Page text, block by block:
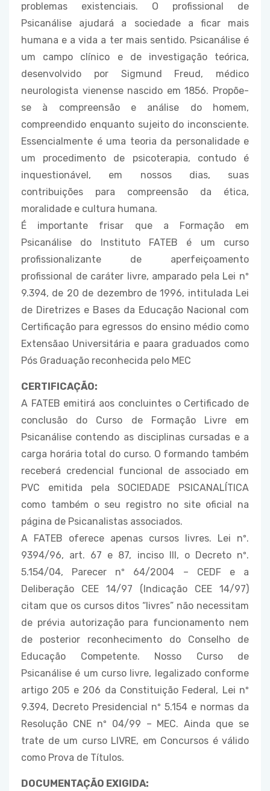
problemas existenciais. O profissional de
Psicanálise ajudará a sociedade a ficar mais
humana e a vida a ter mais sentido. Psicanálise é
um campo clínico e de investigação teórica,
desenvolvido por Sigmund Freud, médico
neurologista vienense nascido em 1856. Propõe-
se à compreensão e análise do homem,
compreendido enquanto sujeito do inconsciente.
Essencialmente é uma teoria da personalidade e
um procedimento de psicoterapia, contudo é
inquestionável, em nossos dias, suas
contribuições para compreensão da ética,
moralidade e cultura humana.
É importante frisar que a Formação em
Psicanálise do Instituto FATEB é um curso
profissionalizante de aperfeiçoamento
profissional de caráter livre, amparado pela Lei nº
9.394, de 20 de dezembro de 1996, intitulada Lei
de Diretrizes e Bases da Educação Nacional com
Certificação para egressos do ensino médio como
Extensãao Universitária e paara graduados como
Pós Graduação reconhecida pelo MEC
CERTIFICAÇÃO:
A FATEB emitirá aos concluintes o Certificado de
conclusão do Curso de Formação Livre em
Psicanálise contendo as disciplinas cursadas e a
carga horária total do curso. O formando também
receberá credencial funcional de associado em
PVC emitida pela SOCIEDADE PSICANALÍTICA
como também o seu registro no site oficial na
página de Psicanalistas associados.
A FATEB oferece apenas cursos livres. Lei nº.
9394/96, art. 67 e 87, inciso III, o Decreto nº.
5.154/04, Parecer nº 64/2004 – CEDF e a
Deliberação CEE 14/97 (Indicação CEE 14/97)
citam que os cursos ditos “livres” não necessitam
de prévia autorização para funcionamento nem
de posterior reconhecimento do Conselho de
Educação Competente. Nosso Curso de
Psicanálise é um curso livre, legalizado conforme
artigo 205 e 206 da Constituição Federal, Lei nº
9.394, Decreto Presidencial nº 5.154 e normas da
Resolução CNE nº 04/99 – MEC. Ainda que se
trate de um curso LIVRE, em Concursos é válido
como Prova de Títulos.
DOCUMENTAÇÃO EXIGIDA: